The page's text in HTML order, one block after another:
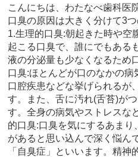
こんにちは、わたなべ歯科医
口臭の原因は大きく分けて3
1.生理的口臭:朝起きた時や空
起こる口臭で、誰にでもある
液の分泌量も少なくなるため
口臭:ほとんどが口のなかの
口腔疾患などな挙げられるが
す。また、舌に汚れ(舌苔)が
す。全身の病気やストレスな
的口臭:口臭を気にするあま
があると思い込んで深く悩ん
「自臭症」といいます。精